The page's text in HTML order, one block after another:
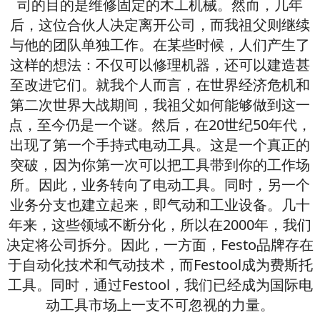
司的目的是维修固定的木工机械。然而，几年
后，这位合伙人决定离开公司，而我祖父则继续
与他的团队单独工作。在某些时候，人们产生了
这样的想法：不仅可以修理机器，还可以建造甚
至改进它们。就我个人而言，在世界经济危机和
第二次世界大战期间，我祖父如何能够做到这一
点，至今仍是一个谜。然后，在20世纪50年代，
出现了第一个手持式电动工具。这是一个真正的
突破，因为你第一次可以把工具带到你的工作场
所。因此，业务转向了电动工具。同时，另一个
业务分支也建立起来，即气动和工业设备。几十
年来，这些领域不断分化，所以在2000年，我们
决定将公司拆分。因此，一方面，Festo品牌存在
于自动化技术和气动技术，而Festool成为费斯托
工具。同时，通过Festool，我们已经成为国际电
动工具市场上一支不可忽视的力量。